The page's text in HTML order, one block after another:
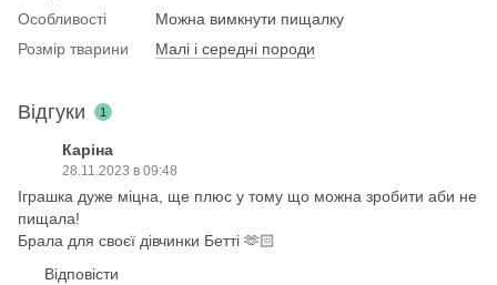
Особливості
Можна вимкнути пищалку
Розмір тварини
Малі і середні породи
Відгуки 1
Каріна
28.11.2023 в 09:48
Іграшка дуже міцна, ще плюс у тому що можна зробити аби не
пищала!
Брала для своєї дівчинки Бетті 🫶🏻
Відповісти